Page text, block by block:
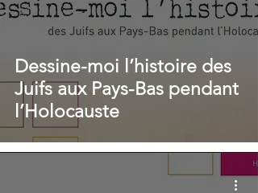
Dessine-moi l’histoire des
Juifs aux Pays-Bas pendant
l’Holocauste